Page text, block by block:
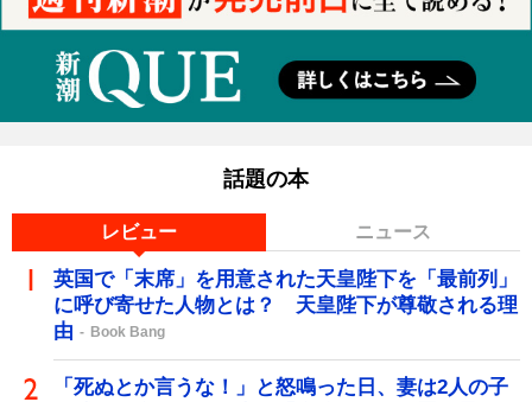
話題の本
レビュー ニュース
英国で「末席」を用意された天皇陛下を「最前列」
に呼び寄せた人物とは？ 天皇陛下が尊敬される理
由
Book Bang
「死ぬとか言うな！」と怒鳴った日、妻は2人の子